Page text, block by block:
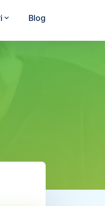
Blog